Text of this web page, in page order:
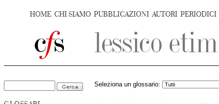
HOME CHI SIAMO PUBBLICAZIONI AUTORI PERIODICI
Seleziona un glossario: